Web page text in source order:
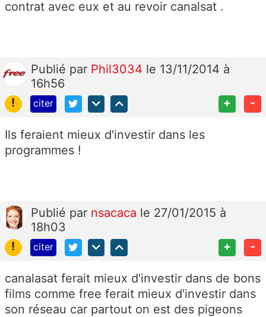
contrat avec eux et au revoir canalsat .
Publié par Phil3034 le 13/11/2014 à
16h56
!
citer + -
Ils feraient mieux d'investir dans les
programmes !
Publié par nsacaca le 27/01/2015 à
18h03
!
citer + -
canalasat ferait mieux d'investir dans de bons
films comme free ferait mieux d'investir dans
son réseau car partout on est des pigeons